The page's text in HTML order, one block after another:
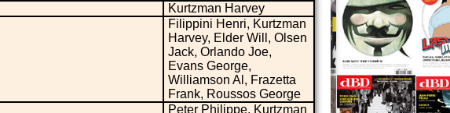
Kurtzman Harvey
Filippini Henri, Kurtzman
Harvey, Elder Will, Olsen
Jack, Orlando Joe,
Evans George,
Williamson Al, Frazetta
Frank, Roussos George
Peter Philippe, Kurtzman